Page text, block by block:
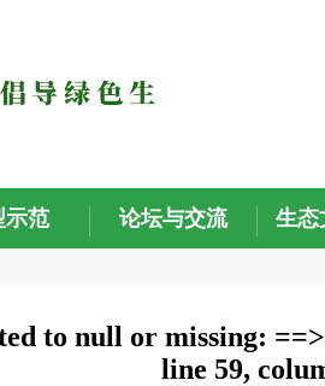
示范 论坛与交流 生态
to null or missing:
line 59,